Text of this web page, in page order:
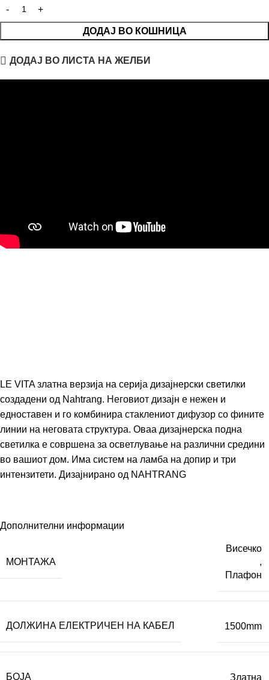
ДОДАЈ ВО КОШНИЦА
ДОДАЈ ВО ЛИСТА НА ЖЕЛБИ
LE VITA златна верзија на серија дизајнерски светилки
создадени од Nahtrang. Неговиот дизајн е нежен и
едноставен и го комбинира стаклениот дифузор со фините
линии на неговата структура. Оваа дизајнерска подна
светилка е совршена за осветлување на различни средини
во вашиот дом. Има систем на ламба на допир и три
интензитети. Дизајнирано од NAHTRANG
Дополнителни информации
МОНТАЖА
Висечко
,
Плафон
ДОЛЖИНА ЕЛЕКТРИЧЕН НА КАБЕЛ 1500mm
БОЈА Златна